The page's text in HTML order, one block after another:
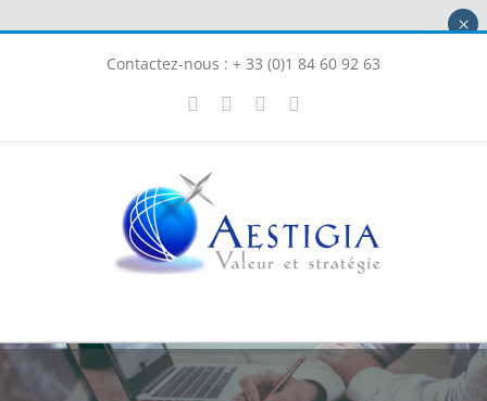
Contactez-nous : + 33 (0)1 84 60 92 63
LinkedInInstagram
×